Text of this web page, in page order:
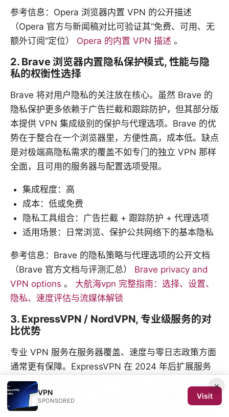
参考信息：Opera 浏览器内置 VPN 的公开描述
（Opera 官方与新闻稿对比可验证其“免费、可用、无
额外订阅”定位）
Opera 的内置 VPN 描述 。
2. Brave 浏览器内置隐私保护模式, 性能与隐
私的权衡性选择
Brave 将对用户隐私的关注放在核心。虽然 Brave 的
隐私保护更多依赖于广告拦截和跟踪防护，但其部分版
本提供 VPN 集成级别的保护与代理选项。Brave 的优
势在于整合在一个浏览器里，方便性高，成本低。缺点
是对极端高隐私需求的覆盖不如专门的独立 VPN 那样
全面，且可用的服务器与配置选项受限。
集成程度：高
成本：低或免费
隐私工具组合：广告拦截 + 跟踪防护 + 代理选项
适用场景：日常浏览、保护公共网络下的基本隐私
参考信息：Brave 的隐私策略与代理选项的公开文档
（Brave 官方文档与评测汇总）
Brave privacy and
VPN options 。 大航海vpn 完整指南：选择、设置、
隐私、速度评估与流媒体解锁
3. ExpressVPN / NordVPN, 专业级服务的对
比优势
专业 VPN 服务在服务器覆盖、速度与零日志政策方面
通常更有保障。ExpressVPN 在 2024 年后扩展服务
器至 3000+ 位置，覆盖 90+ 国家，峰值下载速度常
被评测称为高端水平。NordVPN 的服务器覆盖也超过
6000+ 行政区，用于工作流的稳定性和隐私保护更具
×
VPN
SPONSORED
Visit